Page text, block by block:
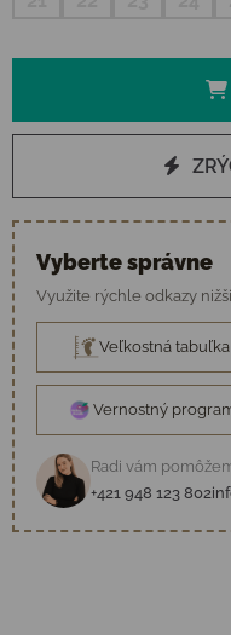
Vyberte správne
Využite rýchle odkazy
Veľkostná tabuľka
Vernostný
Radi vám
+421 948 123 802